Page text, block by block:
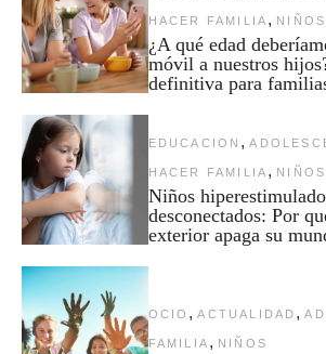
HACER FAMILIA , NIÑOS
¿A qué edad
móvil a nuestros
definitiva para
EDUCACION ,
HACER FAMILIA , NIÑOS
Niños
desconectados: Por
exterior apaga su
OCIO , ACTUALIDAD ,
FAMILIA , NIÑOS